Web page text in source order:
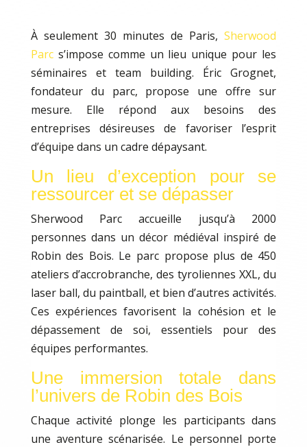
À seulement 30 minutes de Paris,Sherwood
Parcs’impose comme un lieu unique pour les
séminaires et team building. Éric Grognet,
fondateur du parc, propose une offre sur
mesure. Elle répond aux besoins des
entreprises désireuses de favoriser l’esprit
d’équipe dans un cadre dépaysant.
Un lieu d’exception pour se
ressourcer et se dépasser
Sherwood Parc accueille jusqu’à 2000
personnes dans un décor médiéval inspiré de
Robin des Bois. Le parc propose plus de 450
ateliers d’accrobranche, des tyroliennes XXL, du
laser ball, du paintball, et bien d’autres activités.
Ces expériences favorisent la cohésion et le
dépassement de soi, essentiels pour des
équipes performantes.
Une immersion totale dans
l’univers de Robin des Bois
Chaque activité plonge les participants dans
une aventure scénarisée. Le personnel porte